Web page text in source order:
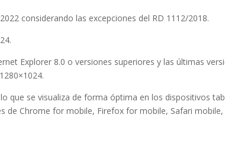
considerando las excepciones del RD 1112/2018.
Explorer 8.0 o versiones superiores y las últimas
1280×1024.
que se visualiza de forma óptima en los dispositivos
de Chrome for mobile, Firefox for mobile, Safari